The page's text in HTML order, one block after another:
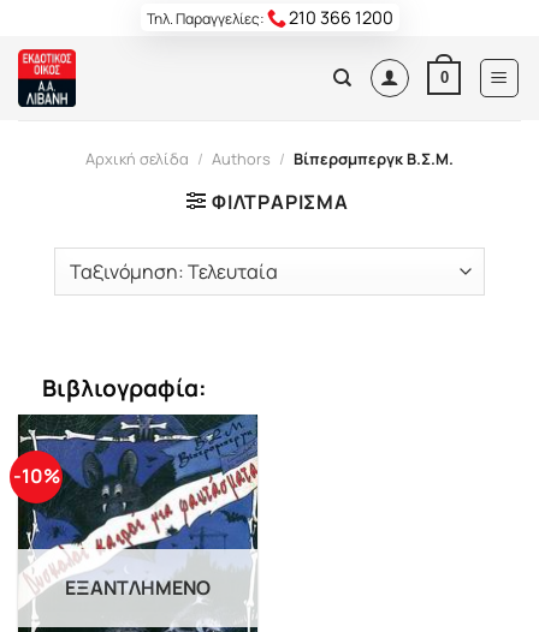
content
Τηλ. Παραγγελίες: 210 366 1200
0
Αρχική σελίδα / Authors / Βίπερσμπεργκ Β.Σ.Μ.
ΦΙΛΤΡΆΡΙΣΜΑ
Βιβλιογραφία:
-10%
ΕΞΑΝΤΛΗΜΈΝΟ